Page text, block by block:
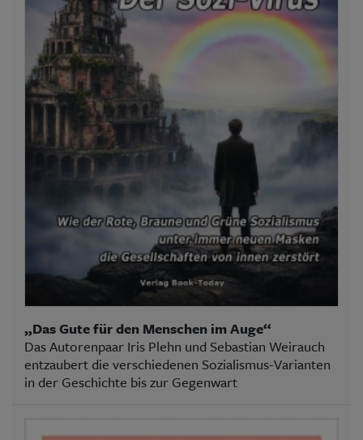
„Das Gute für den Menschen im Auge“
Das Autorenpaar Iris Plehn und Sebastian Weirauch
entzaubert die verschiedenen Sozialismus-Varianten
in der Geschichte bis zur Gegenwart